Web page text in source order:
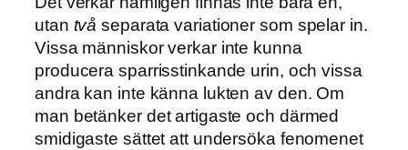
utan två separata variationer som spelar in.
Vissa människor verkar inte kunna
producera sparrisstinkande urin, och vissa
andra kan inte känna lukten av den. Om
man betänker det artigaste och därmed
smidigaste sättet att undersöka fenomenet